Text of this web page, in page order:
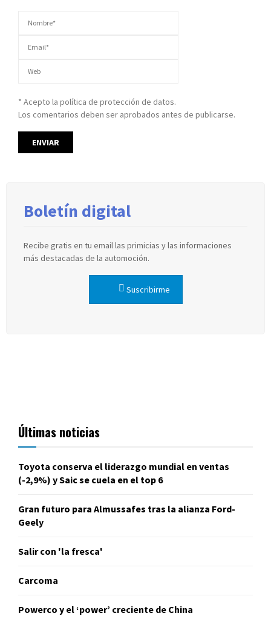
* Acepto la política de protección de datos.
Los comentarios deben ser aprobados antes de publicarse.
Boletín digital
Recibe gratis en tu email las primicias y las informaciones
más destacadas de la automoción.
Suscribirme
Últimas noticias
Toyota conserva el liderazgo mundial en ventas
(-2,9%) y Saic se cuela en el top 6
Gran futuro para Almussafes tras la alianza Ford-
Geely
Salir con 'la fresca'
Carcoma
Powerco y el ‘power’ creciente de China